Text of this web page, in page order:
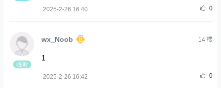
2025-2-26 16:40 0
wx_Noob 14楼
1
2025-2-26 16:42 0